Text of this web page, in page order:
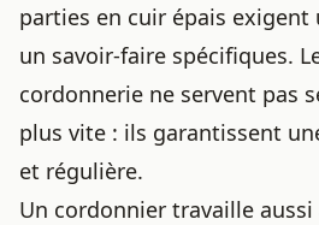
parties en cuir épais
un savoir-faire spécifiques.
cordonnerie ne servent pas
plus vite : ils garantissent
et régulière.
Un cordonnier travaille